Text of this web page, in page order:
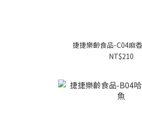
捷捷樂齡食品-C04麻
NT$210